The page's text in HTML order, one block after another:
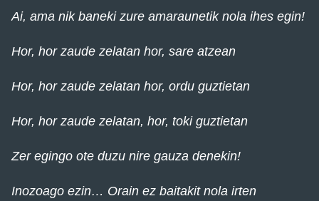
Ai, ama nik baneki zure amaraunetik nola ihes egin!
Hor, hor zaude zelatan hor, sare atzean
Hor, hor zaude zelatan hor, ordu guztietan
Hor, hor zaude zelatan, hor, toki guztietan
Zer egingo ote duzu nire gauza denekin!
Inozoago ezin… Orain ez baitakit nola irten